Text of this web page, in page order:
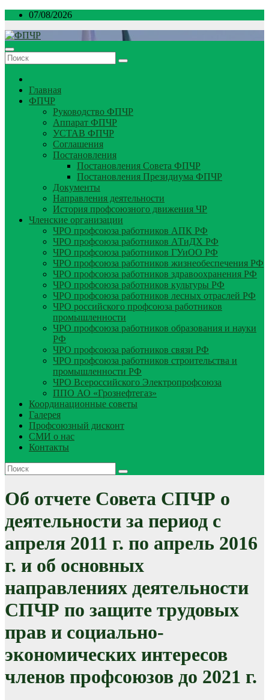
Перейти
содержимому
07/08/2026
Главная
ФПЧР
Руководство ФПЧР
Аппарат ФПЧР
УСТАВ ФПЧР
Соглашения
Постановления
Постановления Совета ФПЧР
Постановления Президиума ФПЧР
Документы
Направления деятельности
История профсоюзного движения ЧР
Членские организации
ЧРО профсоюза работников АПК РФ
ЧРО профсоюза работников АТиДХ РФ
ЧРО профсоюза работников ГУиОО РФ
ЧРО профсоюза работников жизнеобеспечения РФ
ЧРО профсоюза работников здравоохранения РФ
ЧРО профсоюза работников культуры РФ
ЧРО профсоюза работников лесных отраслей РФ
ЧРО российского профсоюза работников
промышленности
ЧРО профсоюза работников образования и науки
РФ
ЧРО профсоюза работников связи РФ
ЧРО профсоюза работников строительства и
промышленности РФ
ЧРО Всероссийского Электропрофсоюза
ППО АО «Грознефтегаз»
Координационные советы
Галерея
Профсоюзный дисконт
СМИ о нас
Контакты
Об отчете Совета СПЧР о
деятельности за период с
апреля 2011 г. по апрель 2016
г. и об основных
направлениях деятельности
СПЧР по защите трудовых
прав и социально-
экономических интересов
членов профсоюзов до 2021 г.